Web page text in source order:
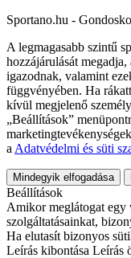
Sportano.hu -
A legmagasabb szintű
hozzájárulását
igazodnak, valamint
függvényében. Ha
kívül megjelenő
„Beállítások”
a Adatvédelmi és süti
Mindegyik elfogadása
Beállítások
Amikor meglátogat egy
szolgáltatásainkat,
Ha elutasít bizonyos
Leírás kibontása Leírás